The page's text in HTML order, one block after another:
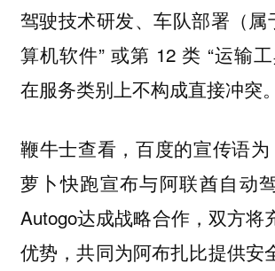
驾驶技术研发、车队部署（属
算机软件” 或第 12 类 “运输
在服务类别上不构成直接冲突。
鞭牛士查看，百度的宣传语为
萝卜快跑宣布与阿联酋自动
Autogo达成战略合作，双方将
优势，共同为阿布扎比提供安